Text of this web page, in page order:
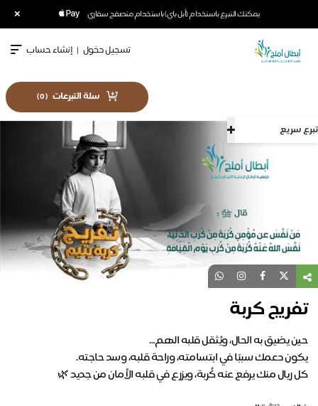
يمكنك التبرع باستخدام (أبل باي) باستخدام متصفح سفاري ×
تبرع سريع
تسجيل دخول | إنشاء حساب
سلة التبرعات (
0
)
تفريج كربة